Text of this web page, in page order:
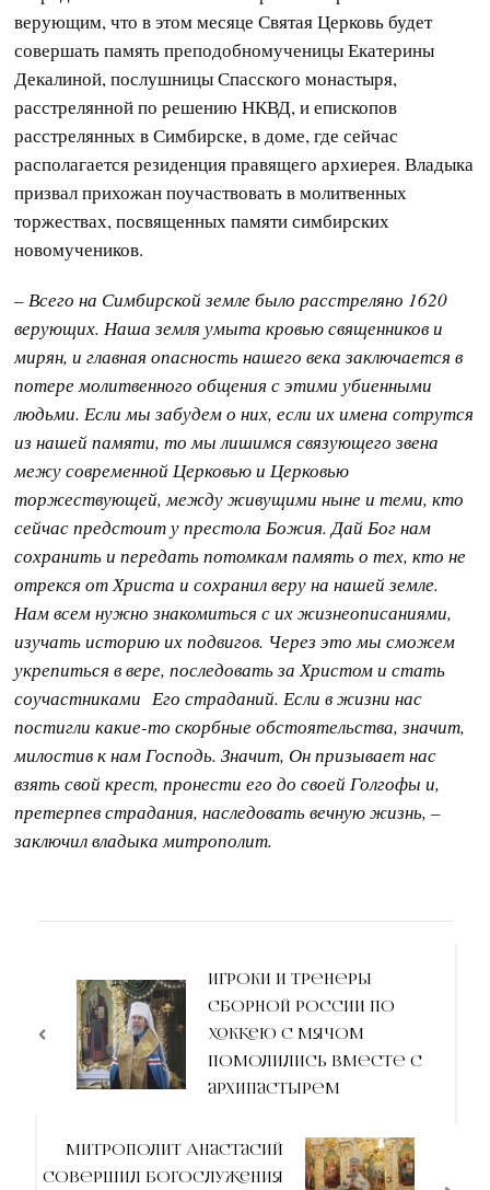
верующим, что в этом месяце Святая Церковь будет
совершать память преподобномученицы Екатерины
Декалиной, послушницы Спасского монастыря,
расстрелянной по решению НКВД, и епископов
расстрелянных в Симбирске, в доме, где сейчас
располагается резиденция правящего архиерея. Владыка
призвал прихожан поучаствовать в молитвенных
торжествах, посвященных памяти симбирских
новомучеников.
– Всего на Симбирской земле было расстреляно 1620
верующих. Наша земля умыта кровью священников и
мирян, и главная опасность нашего века заключается в
потере молитвенного общения с этими убиенными
людьми. Если мы забудем о них, если их имена сотрутся
из нашей памяти, то мы лишимся связующего звена
межу современной Церковью и Церковью
торжествующей, между живущими ныне и теми, кто
сейчас предстоит у престола Божия. Дай Бог нам
сохранить и передать потомкам память о тех, кто не
отрекся от Христа и сохранил веру на нашей земле.
Нам всем нужно знакомиться с их жизнеописаниями,
изучать историю их подвигов. Через это мы сможем
укрепиться в вере, последовать за Христом и стать
соучастниками Его страданий. Если в жизни нас
постигли какие-то скорбные обстоятельства, значит,
милостив к нам Господь. Значит, Он призывает нас
взять свой крест, пронести его до своей Голгофы и,
претерпев страдания, наследовать вечную жизнь, –
заключил владыка митрополит.
по
записям
Игроки и тренеры
сборной России по
хоккею с мячом
помолились вместе с
архипастырем
Митрополит Анастасий
совершил богослужения